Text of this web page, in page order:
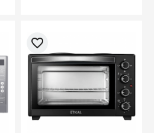
favorite_border